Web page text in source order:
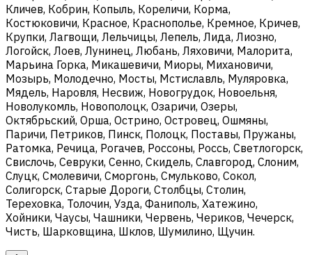
Кличев, Кобрин, Копыль, Кореличи, Корма,
Костюковичи, Красное, Краснополье, Кремное, Кричев,
Крупки, Лагвощи, Лельчицы, Лепель, Лида, Лиозно,
Логойск, Лоев, Лунинец, Любань, Ляховичи, Малорита,
Марьина Горка, Микашевичи, Миоры, Михановичи,
Мозырь, Молодечно, Мосты, Мстиславль, Муляровка,
Мядель, Наровля, Несвиж, Новогрудок, Новоельня,
Новолукомль, Новополоцк, Озаричи, Озеры,
Октябрьский, Орша, Острино, Островец, Ошмяны,
Паричи, Петриков, Пинск, Полоцк, Поставы, Пружаны,
Ратомка, Речица, Рогачев, Россоны, Россь, Светлогорск,
Свислочь, Севруки, Сенно, Скидель, Славгород, Слоним,
Слуцк, Смолевичи, Сморгонь, Смульково, Сокол,
Солигорск, Старые Дороги, Столбцы, Столин,
Тереховка, Толочин, Узда, Фаниполь, Хатежино,
Хойники, Чаусы, Чашники, Червень, Чериков, Чечерск,
Чисть, Шарковщина, Шклов, Шумилино, Щучин.